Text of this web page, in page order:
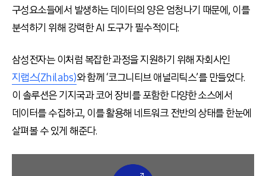
구성요소들에서 발생하는 데이터의 양은 엄청나기 때문에, 이를
분석하기 위해 강력한 AI 도구가 필수적이다.
삼성전자는 이처럼 복잡한 과정을 지원하기 위해 자회사인
지랩스(Zhilabs)와 함께 ‘코그니티브 애널리틱스’를 만들었다.
이 솔루션은 기지국과 코어 장비를 포함한 다양한 소스에서
데이터를 수집하고, 이를 활용해 네트워크 전반의 상태를 한눈에
살펴볼 수 있게 해준다.